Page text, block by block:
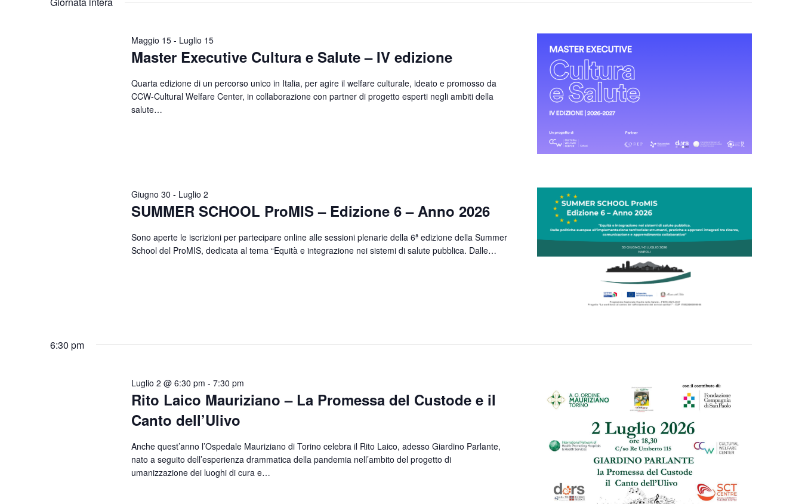
Parola
Master Executive Cultura e Salute – IV edizione
Maggio 15- Luglio 15
Quarta edizione di un percorso unico in Italia, per agire il welfare culturale, ideato e promosso da
CCW-Cultural Welfare Center, in collaborazione con partner di progetto esperti negli ambiti della
salute…
SUMMER SCHOOL ProMIS – Edizione 6 – Anno 2026
Giugno 30 - Luglio 2
Sono aperte le iscrizioni per partecipare online alle sessioni plenarie della 6ª edizione della Summer
School del ProMIS, dedicata al tema “Equità e integrazione nei sistemi di salute pubblica. Dalle…
6:30 pm
Rito Laico Mauriziano – La Promessa del Custode e il
Canto dell’Ulivo
Luglio 2 @ 6:30 pm - 7:30 pm
Anche quest’anno l’Ospedale Mauriziano di Torino celebra il Rito Laico, adesso Giardino Parlante,
nato a seguito dell’esperienza drammatica della pandemia nell’ambito del progetto di
umanizzazione dei luoghi di cura e…